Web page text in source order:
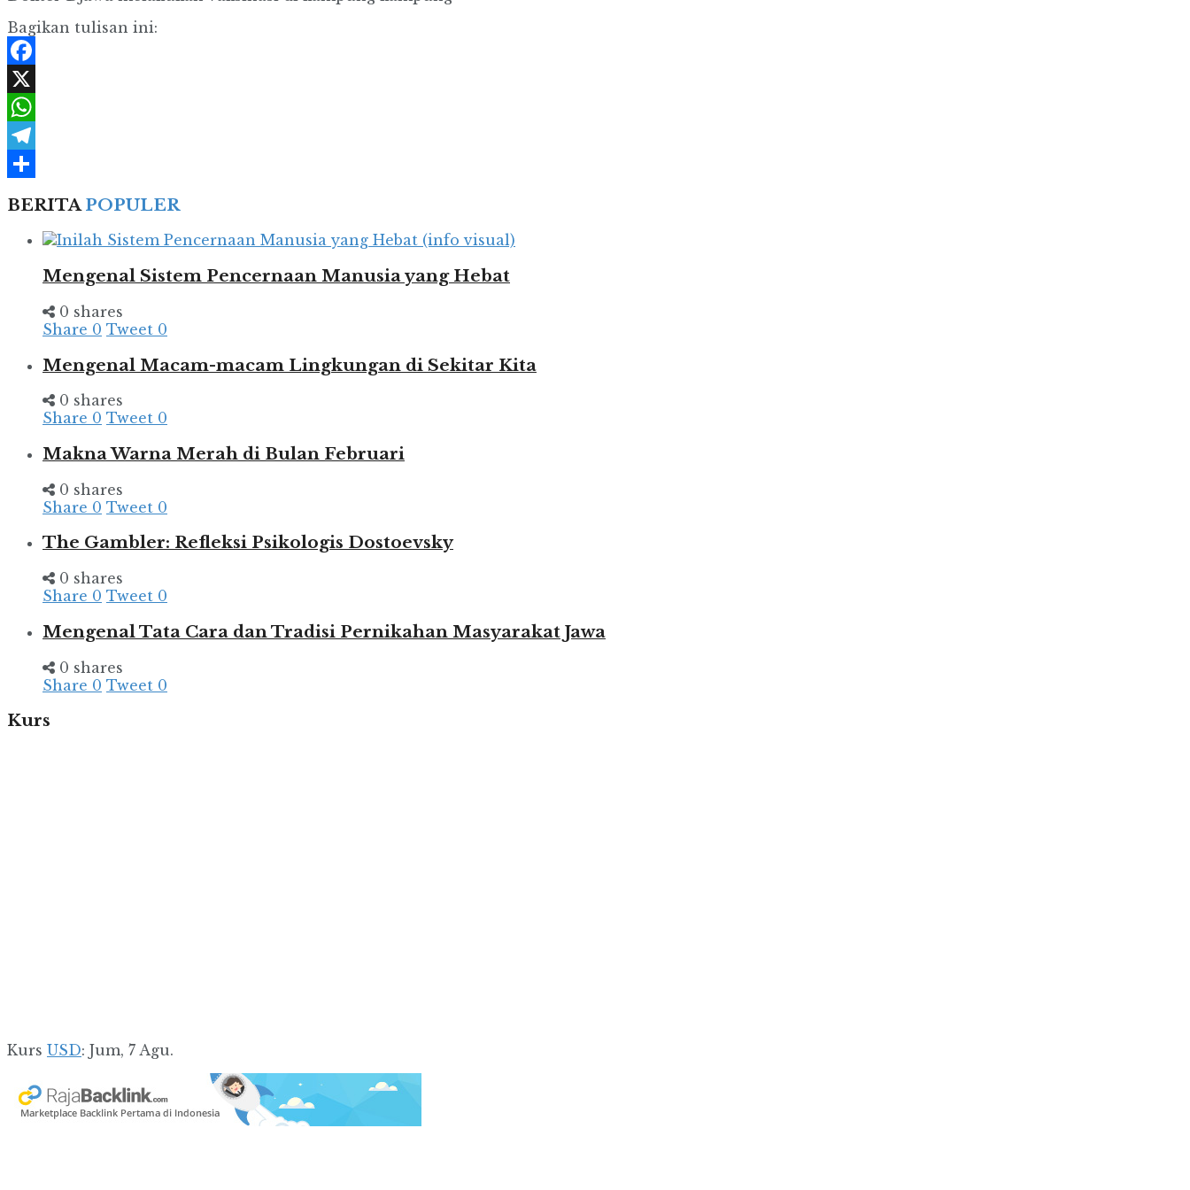
Bagikan tulisan ini:
Facebook
X
WhatsApp
Telegram
BERITAPOPULER
Mengenal Sistem Pencernaan Manusia yang Hebat
0 shares
Share 0 Tweet 0
Mengenal Macam-macam Lingkungan di Sekitar Kita
0 shares
Share 0 Tweet 0
Makna Warna Merah di Bulan Februari
0 shares
Share 0 Tweet 0
The Gambler: Refleksi Psikologis Dostoevsky
0 shares
Share 0 Tweet 0
Mengenal Tata Cara dan Tradisi Pernikahan Masyarakat Jawa
0 shares
Share 0 Tweet 0
Kurs
Kurs USD: Jum, 7 Agu.